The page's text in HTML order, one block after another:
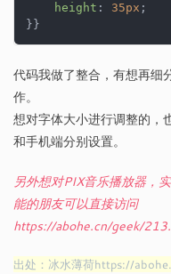
height : 35px ;
}}
代码我做了整合，有想再细
作。
想对字体大小进行调整的，
和手机端分别设置。
另外想对PIX音乐播放器，
能的朋友可以直接访问
https://abohe.cn/geek/
出处：冰水薄荷https://